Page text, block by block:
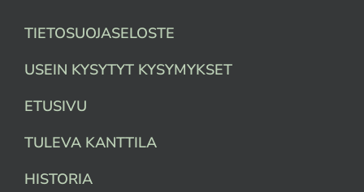
TIETOSUOJASELOSTE
USEIN KYSYTYT KYSYMYKSET
ETUSIVU
TULEVA KANTTILA
HISTORIA